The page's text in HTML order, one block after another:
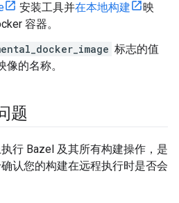
安装工具并在本地构建
映
容器。
标志的值
的名称。
题
行 Bazel 及其所有构建操作，是
认您的构建在远程执行时是否会